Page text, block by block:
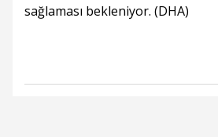
sağlaması bekleniyor. (DHA)